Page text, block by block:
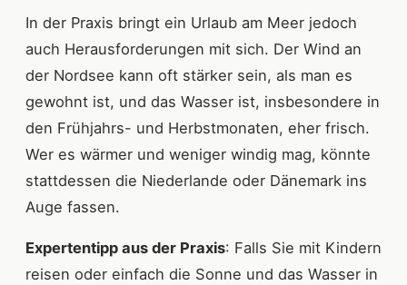
In der Praxis bringt ein Urlaub am Meer jedoch
auch Herausforderungen mit sich. Der Wind an
der Nordsee kann oft stärker sein, als man es
gewohnt ist, und das Wasser ist, insbesondere in
den Frühjahrs- und Herbstmonaten, eher frisch.
Wer es wärmer und weniger windig mag, könnte
stattdessen die Niederlande oder Dänemark ins
Auge fassen.
Expertentipp aus der Praxis: Falls Sie mit Kindern
reisen oder einfach die Sonne und das Wasser in